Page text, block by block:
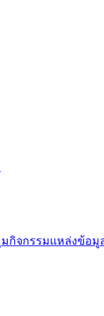
กิจกรรมแหล่งข้อมู